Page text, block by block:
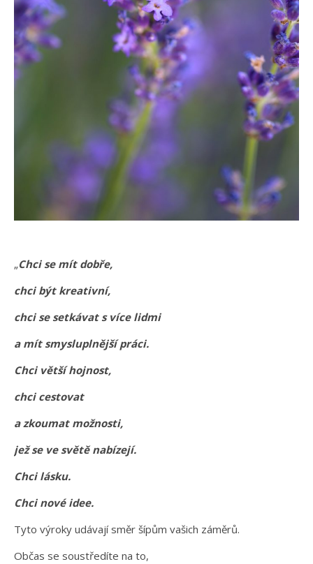
„Chci se mít dobře,
chci být kreativní,
chci se setkávat s více lidmi
a mít smysluplnější práci.
Chci větší hojnost,
chci cestovat
a zkoumat možnosti,
jež se ve světě nabízejí.
Chci lásku.
Chci nové idee.
Tyto výroky udávají směr šípům vašich záměrů.
Občas se soustředíte na to,